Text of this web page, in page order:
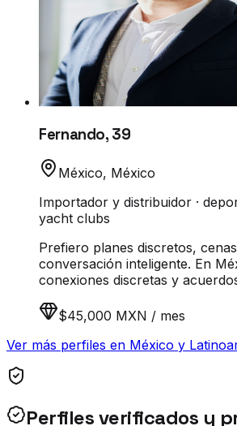
Fernando, 39
México, México
Importador y distribuidor ·
yacht clubs
Prefiero planes discretos,
conversación inteligente. En
conexiones discretas y
$45,000 MXN / mes
Ver más perfiles en México y
Perfiles verificados y